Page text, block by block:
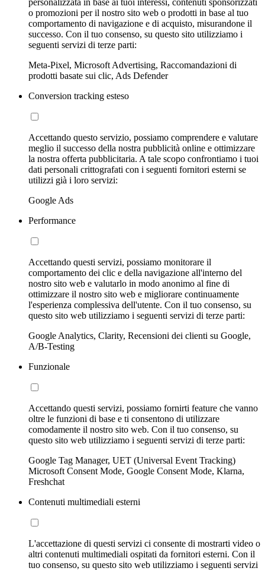
personalizzata in base ai tuoi interessi, contenuti sponsorizzati
o promozioni per il nostro sito web o prodotti in base al tuo
comportamento di navigazione e di acquisto, misurandone il
successo. Con il tuo consenso, su questo sito utilizziamo i
seguenti servizi di terze parti:
Meta-Pixel, Microsoft Advertising, Raccomandazioni di
prodotti basate sui clic, Ads Defender
Conversion tracking esteso
Accettando questo servizio, possiamo comprendere e valutare
meglio il successo della nostra pubblicità online e ottimizzare
la nostra offerta pubblicitaria. A tale scopo confrontiamo i tuoi
dati personali crittografati con i seguenti fornitori esterni se
utilizzi già i loro servizi:
Google Ads
Performance
Accettando questi servizi, possiamo monitorare il
comportamento dei clic e della navigazione all'interno del
nostro sito web e valutarlo in modo anonimo al fine di
ottimizzare il nostro sito web e migliorare continuamente
l'esperienza complessiva dell'utente. Con il tuo consenso, su
questo sito web utilizziamo i seguenti servizi di terze parti:
Google Analytics, Clarity, Recensioni dei clienti su Google,
A/B-Testing
Funzionale
Accettando questi servizi, possiamo fornirti feature che vanno
oltre le funzioni di base e ti consentono di utilizzare
comodamente il nostro sito web. Con il tuo consenso, su
questo sito web utilizziamo i seguenti servizi di terze parti:
Google Tag Manager, UET (Universal Event Tracking)
Microsoft Consent Mode, Google Consent Mode, Klarna,
Freshchat
Contenuti multimediali esterni
L'accettazione di questi servizi ci consente di mostrarti video o
altri contenuti multimediali ospitati da fornitori esterni. Con il
tuo consenso, su questo sito web utilizziamo i seguenti servizi